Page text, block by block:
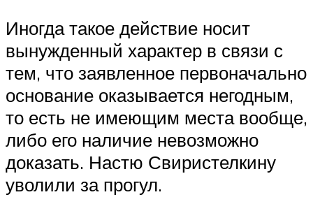
Иногда такое действие носит
вынужденный характер в связи с
тем, что заявленное первоначально
основание оказывается негодным,
то есть не имеющим места вообще,
либо его наличие невозможно
доказать. Настю Свиристелкину
уволили за прогул.